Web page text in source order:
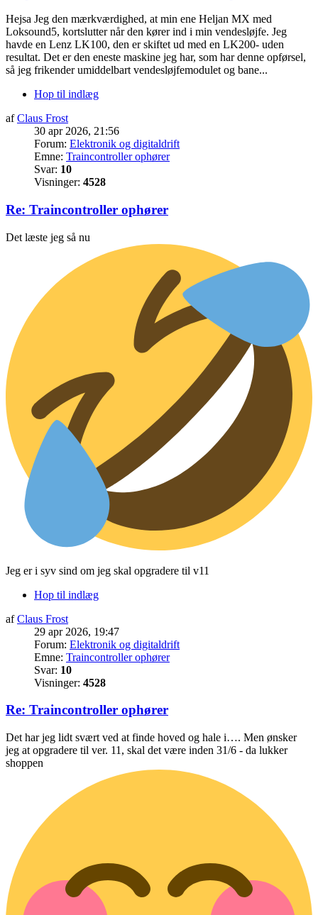
Hejsa Jeg den mærkværdighed, at min ene Heljan MX med
Loksound5, kortslutter når den kører ind i min vendesløjfe. Jeg
havde en Lenz LK100, den er skiftet ud med en LK200- uden
resultat. Det er den eneste maskine jeg har, som har denne opførsel,
så jeg frikender umiddelbart vendesløjfemodulet og bane...
Hop til indlæg
afClaus Frost
30 apr 2026, 21:56
Forum: Elektronik og digitaldrift
Emne: Traincontroller ophører
Svar: 10
Visninger: 4528
Re: Traincontroller ophører
Det læste jeg så nu
Jeg er i syv sind om jeg skal opgradere til v11
Hop til indlæg
afClaus Frost
29 apr 2026, 19:47
Forum: Elektronik og digitaldrift
Emne: Traincontroller ophører
Svar: 10
Visninger: 4528
Re: Traincontroller ophører
Det har jeg lidt svært ved at finde hoved og hale i…. Men ønsker
jeg at opgradere til ver. 11, skal det være inden 31/6 - da lukker
shoppen